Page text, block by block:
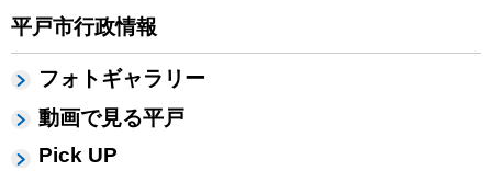
平戸市行政情報
フォトギャラリー
動画で見る平戸
Pick UP